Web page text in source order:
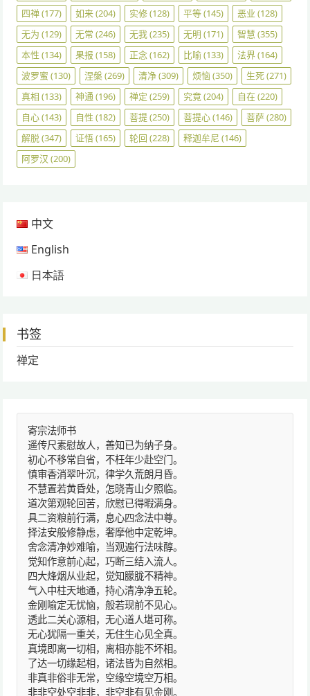
四禅(177) 如来(204) 实修(128) 平等(145) 恶业 (128)
无为 (129) 无常 (246) 无我(235) 无明 (171) 智慧 (355)
本性 (134) 果报 (158) 正念(162) 比喻(133) 法界(164)
波罗蜜 (130) 涅槃(269) 清净(309) 烦恼(350) 生死(271)
真相 (133) 神通 (196) 禅定 (259) 究竟(204) 自在(220)
自心(143) 自性 (182) 菩提(250) 菩提心(146) 菩萨(280)
解脱(347) 证悟(165) 轮回 (228) 释迦牟尼 (146)
阿罗汉 (200)
中文
English
日本語
书签
禅定
寄宗法师书
遥传尺素慰故人，善知已为纳子身。
初心不移常自省，不枉年少赴空门。
慎审香消翠叶沉，律学久荒朗月昏。
不慧置若黄昏处，怎晓青山夕照临。
道次第观轮回苦，欣慰已得暇满身。
具二资粮前行满，息心四念法中尊。
择法安般修静虑，奢摩他中定乾坤。
舍念清净妙难喻，当观遍行法味醇。
觉知作意前心起，巧断三结入流人。
四大烽烟从业起，觉知朦胧不精神。
气入中柱天地通，持心清净净五轮。
金刚喻定无忧恼，般若现前不见心。
透此二关心源相，无心道人堪可称。
无心犹隔一重关，无住生心见全真。
真境即离一切相，离相亦能不坏相。
了达一切缘起相，诸法皆为自然相。
非真非俗非无常，空缘空境空万相。
非非空处空非非，非空非有见金刚。